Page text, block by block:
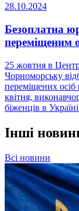
28.10.2024
Безоплатна
переміщеним
25 жовтня в
Чорноморську
переміщених осіб
квітня,
біженців в
Інші
Всі новини